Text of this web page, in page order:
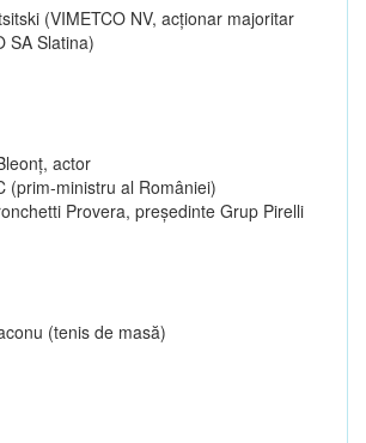
(VIMETCO NV, acționar majoritar
SA Slatina)
actor
(prim-ministru al României)
Provera, președinte Grup Pirelli
(tenis de masă)